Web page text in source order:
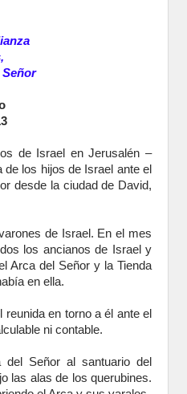
Señor
de Israel en Jerusalén –
los hijos de Israel ante el
desde la ciudad de David,
de Israel. En el mes
los ancianos de Israel y
Arca del Señor y la Tienda
en ella.
en torno a él ante el
ni contable.
Señor al santuario del
las alas de los querubines.